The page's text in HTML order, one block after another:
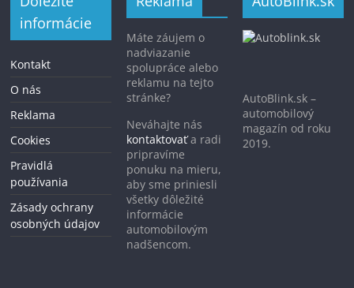
informácie
Kontakt
O nás
Reklama
Cookies
Pravidlá
používania
Zásady ochrany
osobných údajov
Máte záujem o
nadviazanie
spolupráce alebo
reklamu na tejto
stránke?
Neváhajte nás
kontaktovaťa radi
pripravíme
ponuku na mieru,
aby sme priniesli
všetky dôležité
informácie
automobilovým
nadšencom.
AutoBlink.sk –
automobilový
magazín od roku
2019.